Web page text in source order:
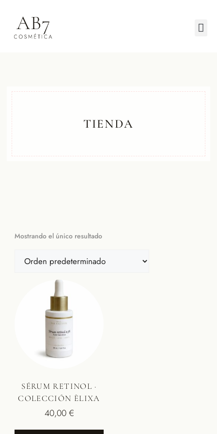
TIENDA
Mostrando el único resultado
SÉRUM RETINOL ·
COLECCIÓN ÈLIXA
40,00€